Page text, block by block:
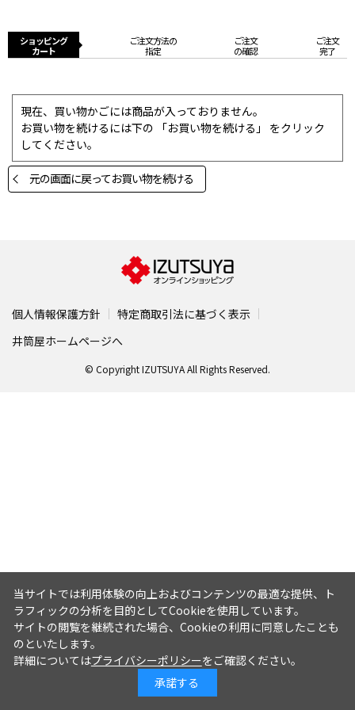
ショッピング
カート
ご注文方法の
指定
ご注文
の確認
ご注文
完了
現在、買い物かごには商品が入っておりません。
お買い物を続けるには下の 「お買い物を続ける」 をクリック
してください。
元の画面に戻ってお買い物を続ける
個人情報保護方針
特定商取引法に基づく表示
井筒屋ホームページへ
© Copyright IZUTSUYA All Rights Reserved.
当サイトでは利用体験の向上およびコンテンツの最適な提供、ト
ラフィックの分析を目的としてCookieを使用しています。
サイトの閲覧を継続された場合、Cookieの利用に同意したことも
のといたします。
詳細についてはプライバシーポリシーをご確認ください。
承諾する